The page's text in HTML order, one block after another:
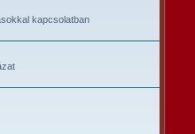
kapcsolatban